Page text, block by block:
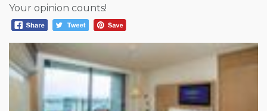
Your opinion counts!